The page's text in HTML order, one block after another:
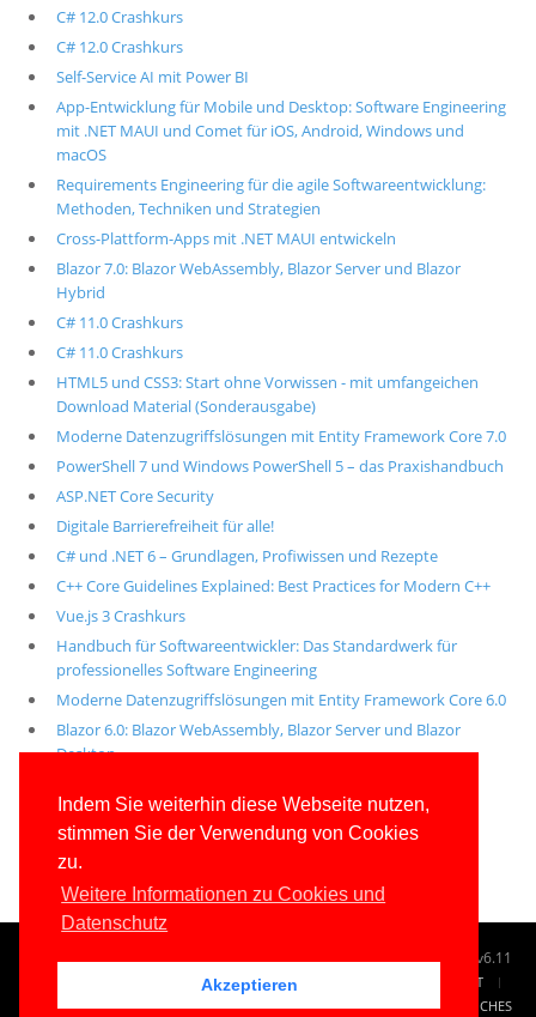
Indem Sie weiterhin diese Webseite nutzen,
stimmen Sie der Verwendung von Cookies
zu.
Weitere Informationen zu Cookies und
Datenschutz
Akzeptieren
C# 12.0 Crashkurs
C# 12.0 Crashkurs
Self-Service AI mit Power BI
App-Entwicklung für Mobile und Desktop: Software Engineering
mit .NET MAUI und Comet für iOS, Android, Windows und
macOS
Requirements Engineering für die agile Softwareentwicklung:
Methoden, Techniken und Strategien
Cross-Plattform-Apps mit .NET MAUI entwickeln
Blazor 7.0: Blazor WebAssembly, Blazor Server und Blazor
Hybrid
C# 11.0 Crashkurs
C# 11.0 Crashkurs
HTML5 und CSS3: Start ohne Vorwissen - mit umfangeichen
Download Material (Sonderausgabe)
Moderne Datenzugriffslösungen mit Entity Framework Core 7.0
PowerShell 7 und Windows PowerShell 5 – das Praxishandbuch
ASP.NET Core Security
Digitale Barrierefreiheit für alle!
C# und .NET 6 – Grundlagen, Profiwissen und Rezepte
C++ Core Guidelines Explained: Best Practices for Modern C++
Vue.js 3 Crashkurs
Handbuch für Softwareentwickler: Das Standardwerk für
professionelles Software Engineering
Moderne Datenzugriffslösungen mit Entity Framework Core 6.0
Blazor 6.0: Blazor WebAssembly, Blazor Server und Blazor
Desktop
Alle unsere aktuellen Fachbücher
E-Book-Abo für ab 99 Euro im Jahr
© 1996-2026www.IT-Visions.de-Dr. Holger Schwichtenberg v6.11
TAG CLOUD
KONTAKT
IMPRESSUM
RECHTLICHES